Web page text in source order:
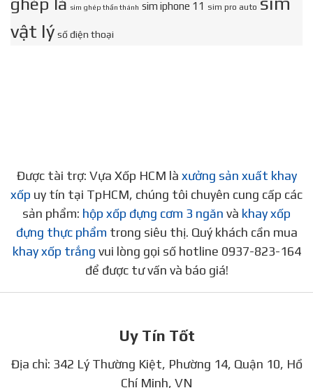
sim ghép thần thánh sim iphone 11 sim pro auto
vật lý số điện thoại
Được tài trợ: Vựa Xốp HCM là xưởng sản xuất khay
xốp uy tín tại TpHCM, chúng tôi chuyên cung cấp các
sản phẩm: hộp xốp đựng cơm 3 ngăn và khay xốp
đựng thực phẩm trong siêu thị. Quý khách cần mua
khay xốp trắng vui lòng gọi số hotline 0937-823-164
để được tư vấn và báo giá!
Uy Tín Tốt
Địa chỉ: 342 Lý Thường Kiệt, Phường 14, Quận 10, Hồ
Chí Minh, VN